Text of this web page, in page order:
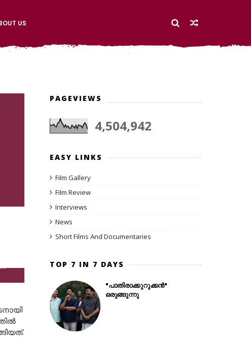
US
PAGEVIEWS
4,504,942
EASY LINKS
Film Gallery
Film Review
Interviews
News
Short Films And Documentaries
TOP 7 IN 7 DAYS
"പാതിരാക്കുറുക്കൻ"
ഒരുങ്ങുന്നു